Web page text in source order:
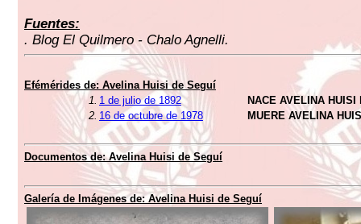
Fuentes:
. Blog El Quilmero - Chalo Agnelli.
Efémérides de: Avelina Huisi de Seguí
1. 1 de julio de 1892
NACE AVELINA HUISI
2. 16 de octubre de 1978 MUERE AVELINA
Documentos de: Avelina Huisi de Seguí
Galería de Imágenes de: Avelina Huisi de Seguí